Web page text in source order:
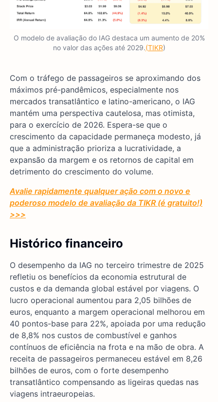
O modelo de avaliação do IAG destaca um aumento de 20%
no valor das ações até 2029.(TIKR)
Com o tráfego de passageiros se aproximando dos
máximos pré-pandêmicos, especialmente nos
mercados transatlântico e latino-americano, o IAG
mantém uma perspectiva cautelosa, mas otimista,
para o exercício de 2026. Espera-se que o
crescimento da capacidade permaneça modesto, já
que a administração prioriza a lucratividade, a
expansão da margem e os retornos de capital em
detrimento do crescimento do volume.
Avalie rapidamente qualquer ação com o novo e
poderoso modelo de avaliação da TIKR (é gratuito!)
>>>
Histórico financeiro
O desempenho da IAG no terceiro trimestre de 2025
refletiu os benefícios da economia estrutural de
custos e da demanda global estável por viagens. O
lucro operacional aumentou para 2,05 bilhões de
euros, enquanto a margem operacional melhorou em
40 pontos-base para 22%, apoiada por uma redução
de 8,8% nos custos de combustível e ganhos
contínuos de eficiência na frota e na mão de obra. A
receita de passageiros permaneceu estável em 8,26
bilhões de euros, com o forte desempenho
transatlântico compensando as ligeiras quedas nas
viagens intraeuropeias.